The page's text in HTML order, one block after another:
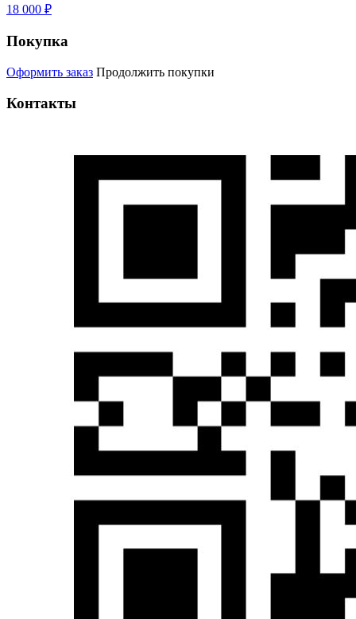
18 000 ₽
Покупка
Оформить заказ Продолжить покупки
Контакты